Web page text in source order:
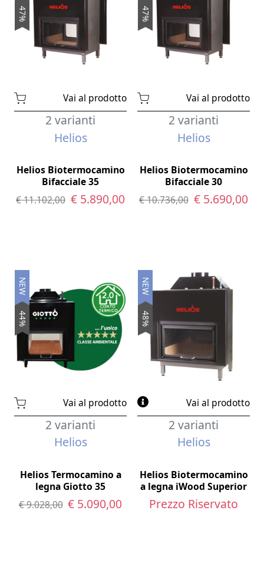
47%
Vai al prodotto
2 varianti
Helios
Helios Biotermocamino
Bifacciale 35
€ 11.102,00 € 5.890,00
47%
Vai al prodotto
2 varianti
Helios
Helios Biotermocamino
Bifacciale 30
€ 10.736,00 € 5.690,00
NEW
44%
Vai al prodotto
2 varianti
Helios
Helios Termocamino a
legna Giotto 35
€ 9.028,00 € 5.090,00
NEW
48%
Vai al prodotto
2 varianti
Helios
Helios Biotermocamino
a legna iWood Superior
Prezzo Riservato